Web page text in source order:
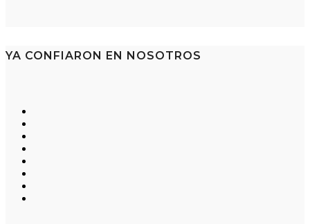
YA CONFIARON EN NOSOTROS